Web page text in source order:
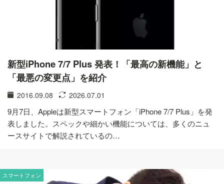
新型iPhone 7/7 Plus 発表！「最高の新機能」と
「最悪の変更点」を紹介
2016.09.08 2026.07.01
9月7日、Appleは新型スマートフォン「iPhone 7/7 Plus」を発
表しました。スペックや細かい機能については、多くのニュ
ースサイトで解説されているの…
スマートフォン